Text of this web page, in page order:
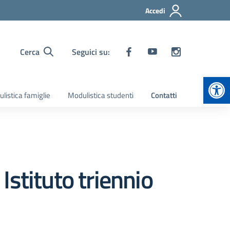
Accedi
Cerca Seguici su:
famiglie Modulistica studenti Contatti
Istituto triennio